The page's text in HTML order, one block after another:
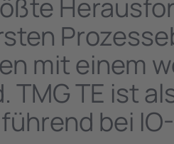
mit einem
TMG TE ist
bei